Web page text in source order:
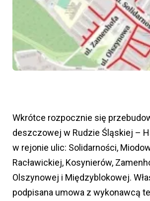
Wkrótce rozpocznie się
deszczowej w Rudzie Śląskiej –
w rejonie ulic: Solidarności,
Racławickiej, Kosynierów,
Olszynowej i Międzyblokowej.
podpisana umowa z wykonawcą